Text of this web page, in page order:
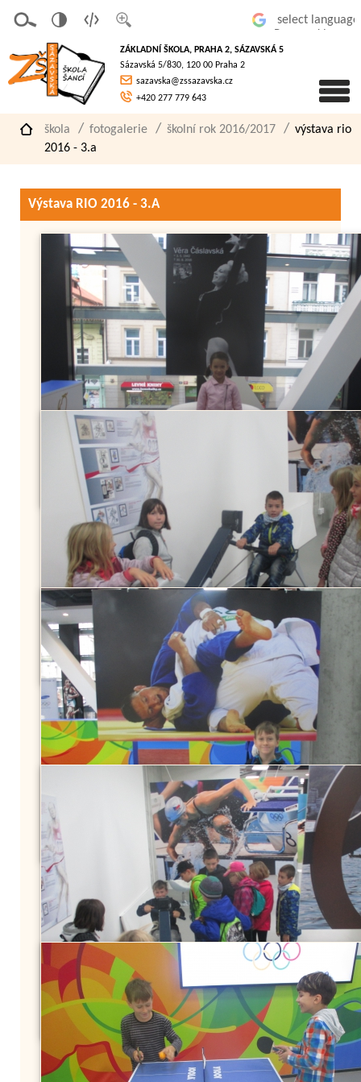
písmo
á
verze
pro
slaboz
raké
ZÁKLADNÍ ŠKOLA, PRAHA 2, SÁZAVSKÁ 5
Sázavská 5/830, 120 00 Praha 2
sazavska@zssazavska.cz
+420 277 779 643
škola fotogalerie školní rok 2016/2017
výstava rio
2016 - 3.a
Výstava RIO 2016 - 3.A